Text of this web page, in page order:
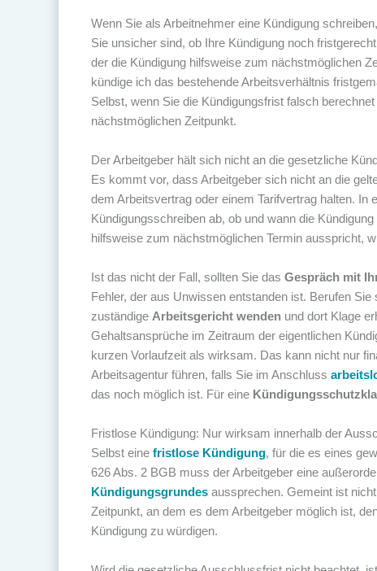
Wenn Sie als Arbeitnehmer eine Kündigung
Sie unsicher sind, ob Ihre Kündigung noch
der die Kündigung hilfsweise zum nächstmöglichen
kündige ich das bestehende Arbeitsverhältnis
Selbst, wenn Sie die Kündigungsfrist falsch
nächstmöglichen Zeitpunkt.
Der Arbeitgeber hält sich nicht an die gesetzliche
Es kommt vor, dass Arbeitgeber sich nicht an die
dem Arbeitsvertrag oder einem Tarifvertrag halten.
Kündigungsschreiben ab, ob und wann die
hilfsweise zum nächstmöglichen Termin ausspricht,
Ist das nicht der Fall, sollten Sie das Gespräch mit
Fehler, der aus Unwissen entstanden ist. Berufen
zuständige Arbeitsgericht wenden und dort Klage
Gehaltsansprüche im Zeitraum der eigentlichen
kurzen Vorlaufzeit als wirksam. Das kann nicht nur
Arbeitsagentur führen, falls Sie im Anschluss
das noch möglich ist. Für eine
Fristlose Kündigung: Nur wirksam innerhalb der
Selbst eine fristlose Kündigung, für die es eines
626 Abs. 2 BGB muss der Arbeitgeber eine
Kündigungsgrundes aussprechen. Gemeint ist
Zeitpunkt, an dem es dem Arbeitgeber möglich ist,
Kündigung zu würdigen.